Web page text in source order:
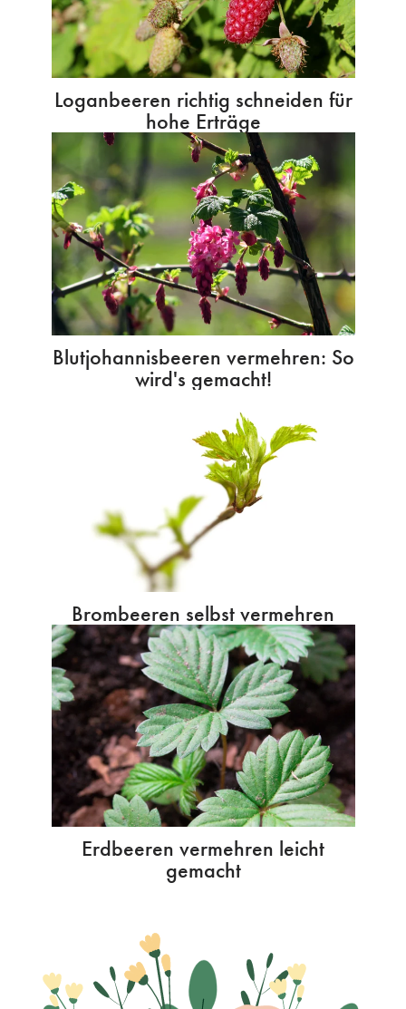
Loganbeeren richtig schneiden für
hohe Erträge
Blutjohannisbeeren vermehren: So
wird's gemacht!
Brombeeren selbst vermehren
Erdbeeren vermehren leicht
gemacht